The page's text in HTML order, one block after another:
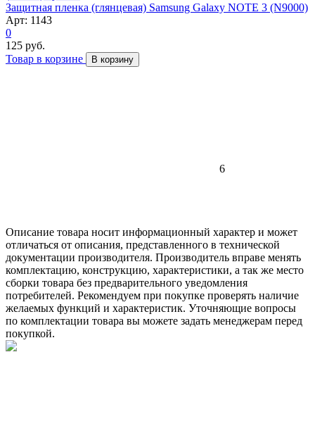
Защитная пленка (глянцевая) Samsung Galaxy NOTE 3 (N9000)
Арт: 1143
0
125 руб.
Товар в корзине
В корзину
6
Описание товара носит информационный характер и может
отличаться от описания, представленного в технической
документации производителя. Производитель вправе менять
комплектацию, конструкцию, характеристики, а так же место
сборки товара без предварительного уведомления
потребителей. Рекомендуем при покупке проверять наличие
желаемых функций и характеристик. Уточняющие вопросы
по комплектации товара вы можете задать менеджерам перед
покупкой.